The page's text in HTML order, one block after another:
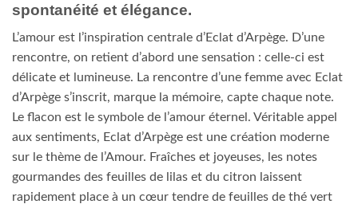
spontanéité et élégance.
L’amour est l’inspiration centrale d’Eclat d’Arpège. D’une
rencontre, on retient d’abord une sensation : celle-ci est
délicate et lumineuse. La rencontre d’une femme avec Eclat
d’Arpège s’inscrit, marque la mémoire, capte chaque note.
Le flacon est le symbole de l’amour éternel. Véritable appel
aux sentiments, Eclat d’Arpège est une création moderne
sur le thème de l’Amour. Fraîches et joyeuses, les notes
gourmandes des feuilles de lilas et du citron laissent
rapidement place à un cœur tendre de feuilles de thé vert